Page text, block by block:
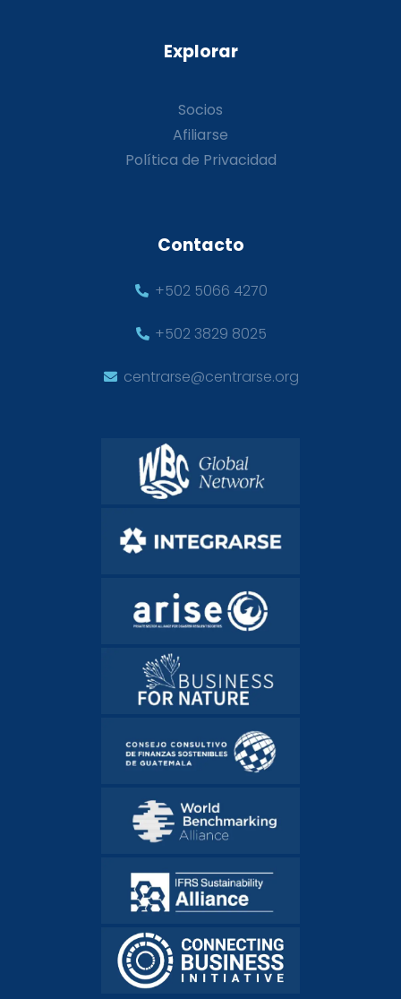
Explorar
Socios
Afiliarse
Política de Privacidad
Contacto
+502 5066 4270
+502 3829 8025
centrarse@centrarse.org